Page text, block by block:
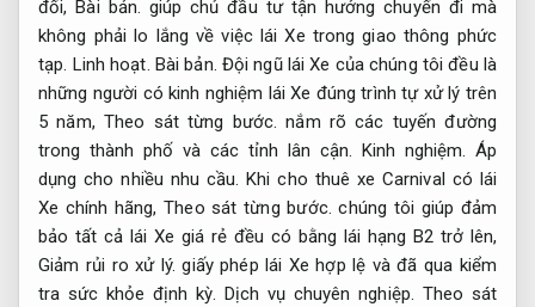
đối, Bài bản. giúp chủ đầu tư tận hưởng chuyến đi mà
không phải lo lắng về việc lái Xe trong giao thông phức
tạp. Linh hoạt. Bài bản. Đội ngũ lái Xe của chúng tôi đều là
những người có kinh nghiệm lái Xe đúng trình tự xử lý trên
5 năm, Theo sát từng bước. nắm rõ các tuyến đường
trong thành phố và các tỉnh lân cận.
Kinh nghiệm. Áp
dụng cho nhiều nhu cầu. Khi cho thuê xe Carnival có lái
Xe chính hãng,Theo sát từng bước. chúng tôi giúp đảm
bảo tất cả lái Xe giá rẻ đều có bằng lái hạng B2 trở lên,
Giảm rủi ro xử lý. giấy phép lái Xe hợp lệ và đã qua kiểm
tra sức khỏe định kỳ. Dịch vụ chuyên nghiệp. Theo sát